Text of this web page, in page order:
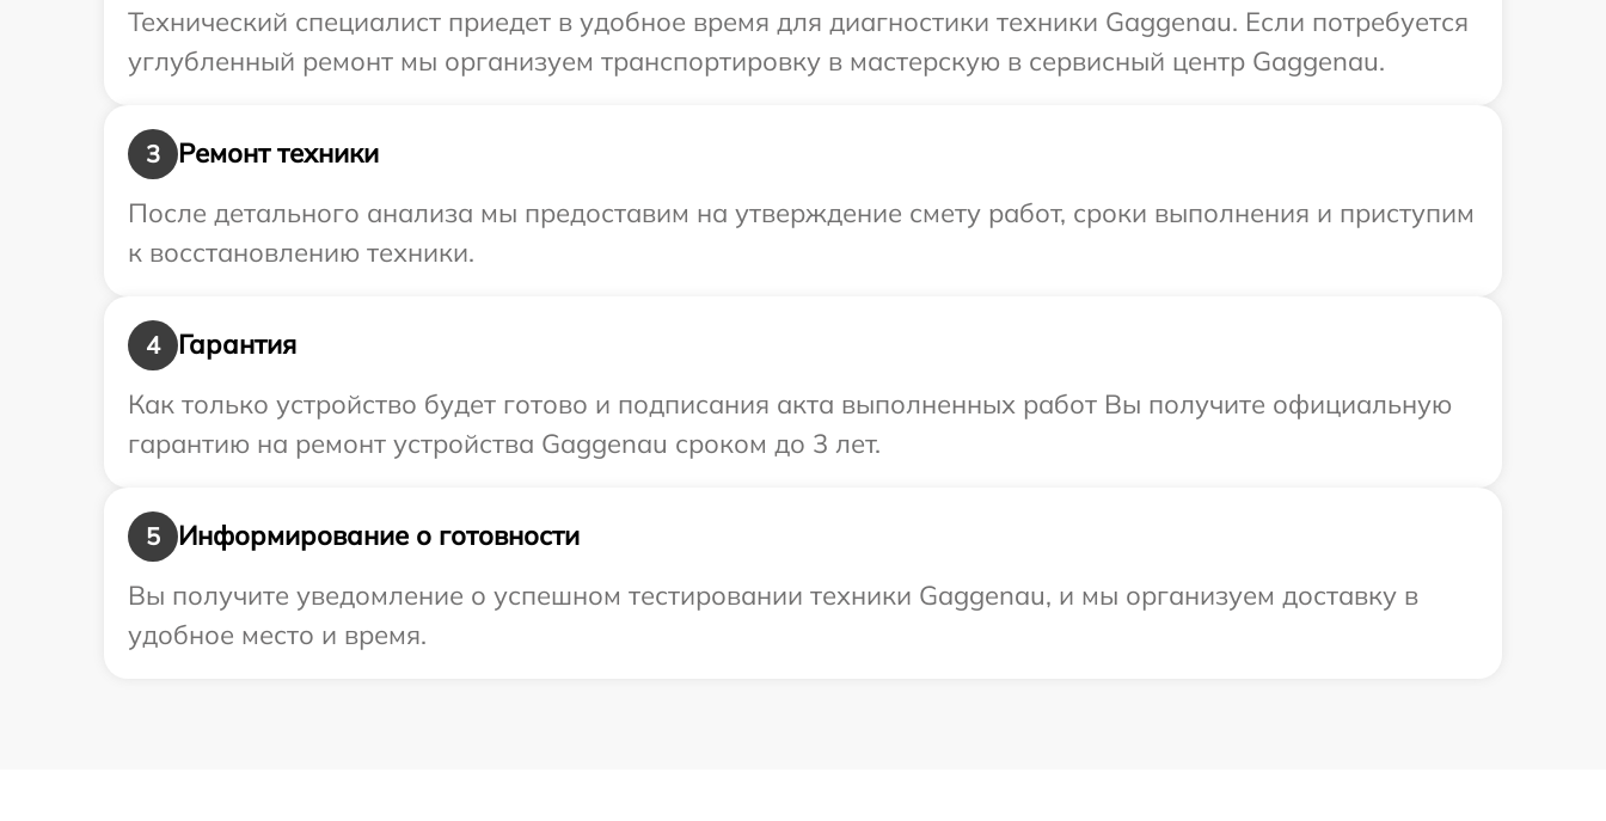
Технический специалист приедет в удобное время для диагностики техники Gaggenau. Если потребуется
углубленный ремонт мы организуем транспортировку в мастерскую в сервисный центр Gaggenau.
3
Ремонт техники
После детального анализа мы предоставим на утверждение смету работ, сроки выполнения и приступим
к восстановлению техники.
4
Гарантия
Как только устройство будет готово и подписания акта выполненных работ Вы получите официальную
гарантию на ремонт устройства Gaggenau сроком до 3 лет.
5
Информирование о готовности
Вы получите уведомление о успешном тестировании техники Gaggenau, и мы организуем доставку в
удобное место и время.